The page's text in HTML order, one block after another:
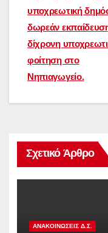
υποχρεωτική
δωρεάν
δίχρονη
φοίτηση στο
Νηπιαγωγείο.
Σχετικό Άρθρο
ΑΝΑΚΟΙΝΏΣΕΙΣ Δ.Σ.